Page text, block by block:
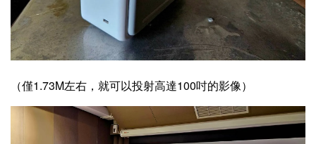
（僅1.73M左右，就可以投射高達100吋的影像）